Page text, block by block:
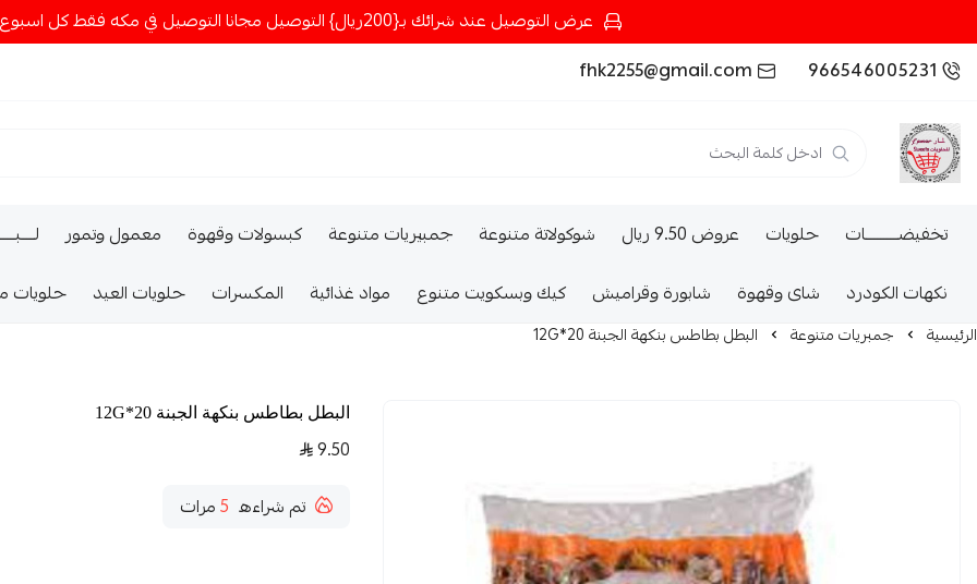
عرض التوصيل عند شرائك بـ{200ريال} التوصيل مجانا التوصيل في مكه فقط كل اسبوع اصناف جديدة
966546005231
fhk2255@gmail.com
تخفيضــــــــــات حلويات عروض 9.50 ريال شوكولاتة متنوعة جمبيريات متنوعة كبسولات وقهوة معمول وتمور
نكهات الكودرد
شاى وقهوة شابورة وقراميش كيك وبسكويت متنوع مواد غذائية المكسرات حلويات العيد حلويات
الرئيسية جمبريات متنوعة البطل بطاطس بنكهة الجبنة 20*12G
البطل بطاطس بنكهة الجبنة 20*12G
9.50
تم شراءه 5مرات